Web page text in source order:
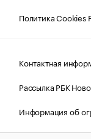
Политика Cookies
Контактная
Рассылка РБК
Информация об
Правовая